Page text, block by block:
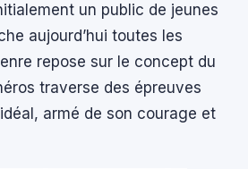
un public de jeunes
aujourd’hui toutes les
repose sur le concept du
traverse des épreuves
armé de son courage et